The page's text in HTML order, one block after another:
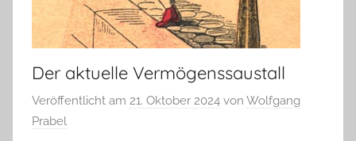
Der aktuelle Vermögenssaustall
Veröffentlicht am 21. Oktober 2024 von Wolfgang
Prabel